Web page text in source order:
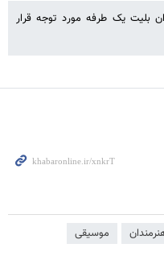
بلیت یک طرفه مورد توجه قرار
موسیقی